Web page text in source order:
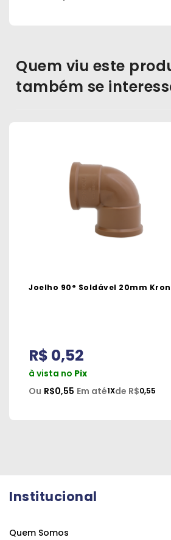
Quem viu este
também se
Joelho 90° Soldável 20mm
R$ 0,52
à vista no Pix
Ou R$0,55 Em até1Xde R$0,55
Institucional
Quem Somos